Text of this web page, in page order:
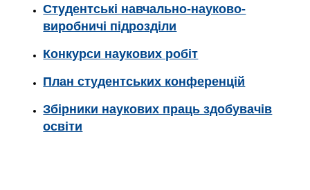
Студентські навчально-науково-
виробничі підрозділи
Конкурси наукових робіт
План студентських конференцій
Збірники наукових праць здобувачів
освіти